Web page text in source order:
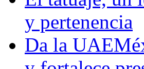
y pertenencia
Da la